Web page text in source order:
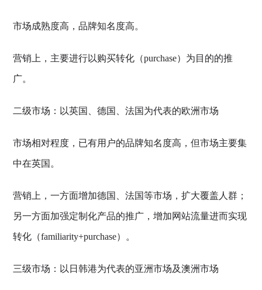
市场成熟度高，品牌知名度高。
营销上，主要进行以购买转化（purchase）为目的的推
广。
二级市场：以英国、德国、法国为代表的欧洲市场
市场相对程度，已有用户的品牌知名度高，但市场主要集
中在英国。
营销上，一方面增加德国、法国等市场，扩大覆盖人群；
另一方面加强定制化产品的推广，增加网站流量进而实现
转化（familiarity+purchase）。
三级市场：以日韩港为代表的亚洲市场及澳洲市场